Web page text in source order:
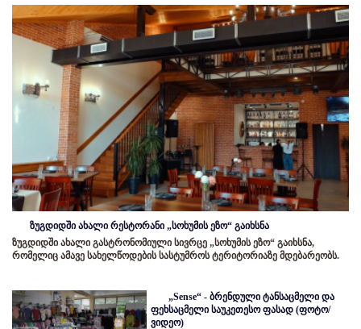
ზუგდიდში ახალი რესტორანი „სოხუმის ეზო“ გაიხსნა
ზუგდიდში ახალი გასტრონომიული სივრცე „სოხუმის ეზო“ გაიხსნა,
რომელიც ამავე სახელწოდების სასტუმროს ტერიტორიაზე მდებარეობს.
„Sense“ - ბრენდული ტანსაცმელი და
ფეხსაცმელი საუკეთესო ფასად (ფოტო/
ვიდეო)